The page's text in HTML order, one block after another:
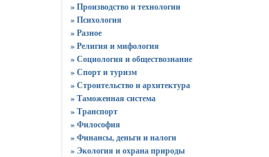
» Производство и технологии
» Психология
» Разное
» Религия и мифология
» Социология и обществознание
» Спорт и туризм
» Строительство и архитектура
» Таможенная система
» Транспорт
» Философия
» Финансы, деньги и налоги
» Экология и охрана природы